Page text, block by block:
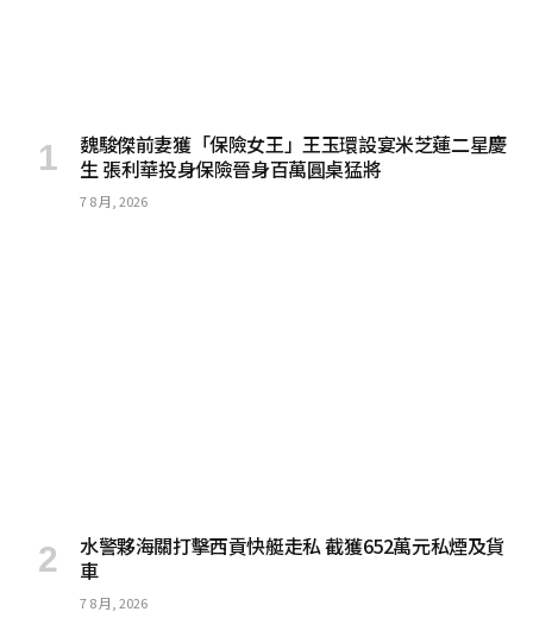
魏駿傑前妻獲「保險女王」王玉環設宴米芝蓮二星慶
生 張利華投身保險晉身百萬圓桌猛將
7 8 月, 2026
水警夥海關打擊西貢快艇走私 截獲652萬元私煙及貨
車
7 8 月, 2026